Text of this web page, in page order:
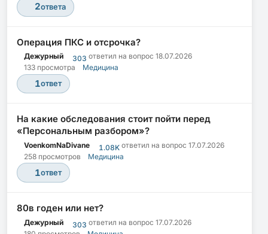
2ответа
Операция ПКС и отсрочка?
Дежурный 303 ответил на вопрос 18.07.2026
133 просмотра
Медицина
1ответ
На какие обследования стоит пойти перед
«Персональным разбором»?
VoenkomNaDivane 1.08Kответил на вопрос 17.07.2026
258 просмотров
Медицина
1ответ
80в годен или нет?
Дежурный 303 ответил на вопрос 17.07.2026